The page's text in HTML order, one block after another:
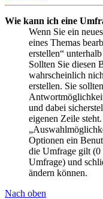
Wie kann ich eine
Wenn Sie ein
eines Themas
erstellen“
Sollten Sie diesen
wahrscheinlich
erstellen. Sie
und dabei
eigenen Zeile
Optionen ein
die Umfrage gilt (0
Umfrage) und
ändern können.
Nach oben